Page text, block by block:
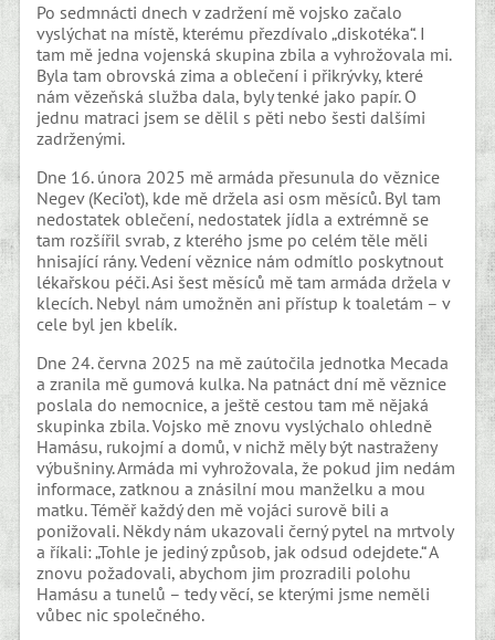
Po sedmnácti dnech v zadržení mě vojsko začalo
vyslýchat na místě, kterému přezdívalo „diskotéka“. I
tam mě jedna vojenská skupina zbila a vyhrožovala mi.
Byla tam obrovská zima a oblečení i přikrývky, které
nám vězeňská služba dala, byly tenké jako papír. O
jednu matraci jsem se dělil s pěti nebo šesti dalšími
zadrženými.
Dne 16. února 2025 mě armáda přesunula do věznice
Negev (Keci’ot), kde mě držela asi osm měsíců. Byl tam
nedostatek oblečení, nedostatek jídla a extrémně se
tam rozšířil svrab, z kterého jsme po celém těle měli
hnisající rány. Vedení věznice nám odmítlo poskytnout
lékařskou péči. Asi šest měsíců mě tam armáda držela v
klecích. Nebyl nám umožněn ani přístup k toaletám – v
cele byl jen kbelík.
Dne 24. června 2025 na mě zaútočila jednotka Mecada
a zranila mě gumová kulka. Na patnáct dní mě věznice
poslala do nemocnice, a ještě cestou tam mě nějaká
skupinka zbila. Vojsko mě znovu vyslýchalo ohledně
Hamásu, rukojmí a domů, v nichž měly být nastraženy
výbušniny. Armáda mi vyhrožovala, že pokud jim nedám
informace, zatknou a znásilní mou manželku a mou
matku. Téměř každý den mě vojáci surově bili a
ponižovali. Někdy nám ukazovali černý pytel na mrtvoly
a říkali: „Tohle je jediný způsob, jak odsud odejdete.“ A
znovu požadovali, abychom jim prozradili polohu
Hamásu a tunelů – tedy věcí, se kterými jsme neměli
vůbec nic společného.